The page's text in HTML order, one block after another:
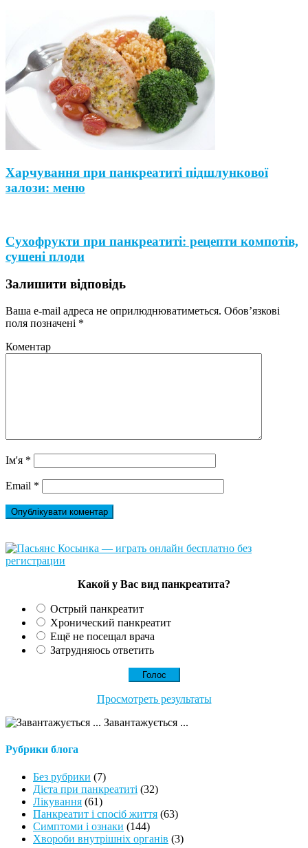
Харчування при панкреатиті підшлункової
залози: меню
Сухофрукти при панкреатиті: рецепти компотів,
сушені плоди
Залишити відповідь
Ваша e-mail адреса не оприлюднюватиметься. Обов’язкові
поля позначені *
Коментар
Ім'я *
Email *
Какой у Вас вид панкреатита?
Острый панкреатит
Хронический панкреатит
Ещё не посещал врача
Затрудняюсь ответить
Просмотреть результаты
Завантажується ...
Рубрики блога
Без рубрики (7)
Дієта при панкреатиті (32)
Лікування (61)
Панкреатит і спосіб життя (63)
Симптоми і ознаки (144)
Хвороби внутрішніх органів (3)